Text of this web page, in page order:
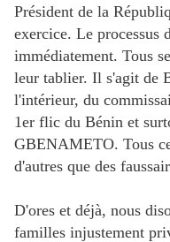
Président de la
exercice. Le processus
immédiatement. Tous
leur tablier. Il s'agit de
l'intérieur, du
1er flic du Bénin et
GBENAMETO. Tous
d'autres que des
D'ores et déjà, nous
familles injustement